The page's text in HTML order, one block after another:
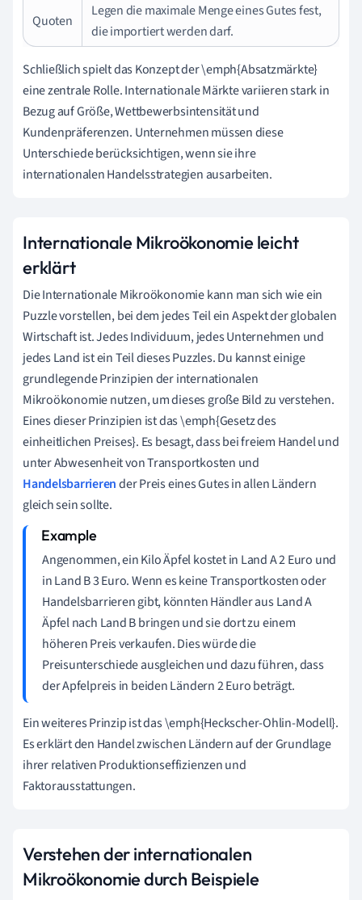
Quoten
Legen die maximale Menge eines Gutes fest,
die importiert werden darf.
Schließlich spielt das Konzept der \emph{Absatzmärkte}
eine zentrale Rolle. Internationale Märkte variieren stark in
Bezug auf Größe, Wettbewerbsintensität und
Kundenpräferenzen. Unternehmen müssen diese
Unterschiede berücksichtigen, wenn sie ihre
internationalen Handelsstrategien ausarbeiten.
Internationale Mikroökonomie leicht
erklärt
Die Internationale Mikroökonomie kann man sich wie ein
Puzzle vorstellen, bei dem jedes Teil ein Aspekt der globalen
Wirtschaft ist. Jedes Individuum, jedes Unternehmen und
jedes Land ist ein Teil dieses Puzzles. Du kannst einige
grundlegende Prinzipien der internationalen
Mikroökonomie nutzen, um dieses große Bild zu verstehen.
Eines dieser Prinzipien ist das \emph{Gesetz des
einheitlichen Preises}. Es besagt, dass bei freiem Handel und
unter Abwesenheit von Transportkosten und
Handelsbarrierender Preis eines Gutes in allen Ländern
gleich sein sollte.
Angenommen, ein Kilo Äpfel kostet in Land A 2 Euro und
in Land B 3 Euro. Wenn es keine Transportkosten oder
Handelsbarrieren gibt, könnten Händler aus Land A
Äpfel nach Land B bringen und sie dort zu einem
höheren Preis verkaufen. Dies würde die
Preisunterschiede ausgleichen und dazu führen, dass
der Apfelpreis in beiden Ländern 2 Euro beträgt.
Ein weiteres Prinzip ist das \emph{Heckscher-Ohlin-Modell}.
Es erklärt den Handel zwischen Ländern auf der Grundlage
ihrer relativen Produktionseffizienzen und
Faktorausstattungen.
Verstehen der internationalen
Mikroökonomie durch Beispiele